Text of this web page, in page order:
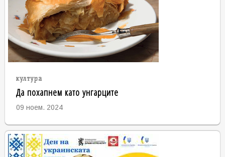
култура
Да похапнем като унгарците
09 ноем. 2024